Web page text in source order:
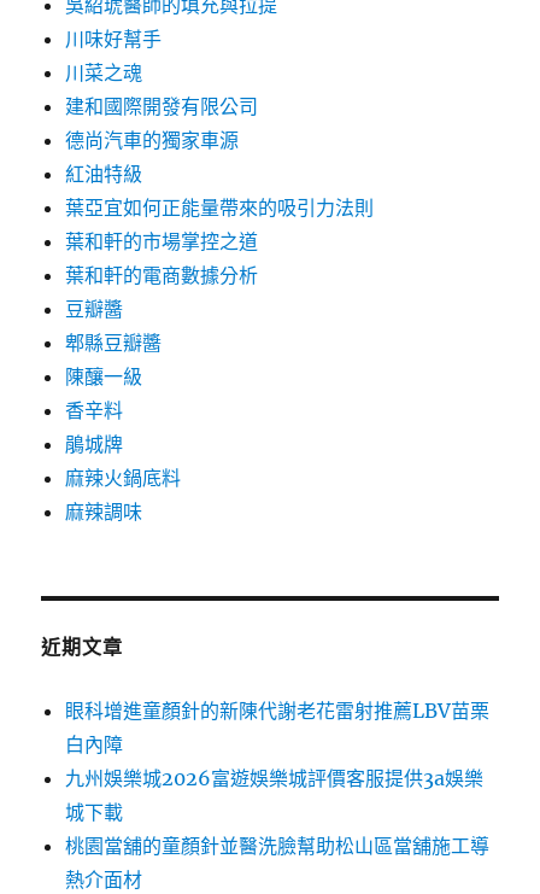
吳紹琥醫師的填充與拉提
川味好幫手
川菜之魂
建和國際開發有限公司
德尚汽車的獨家車源
紅油特級
葉亞宜如何正能量帶來的吸引力法則
葉和軒的市場掌控之道
葉和軒的電商數據分析
豆瓣醬
郫縣豆瓣醬
陳釀一級
香辛料
鵑城牌
麻辣火鍋底料
麻辣調味
近期文章
眼科增進童顏針的新陳代謝老花雷射推薦LBV苗栗
白內障
九州娛樂城2026富遊娛樂城評價客服提供3a娛樂
城下載
桃園當舖的童顏針並醫洗臉幫助松山區當舖施工導
熱介面材